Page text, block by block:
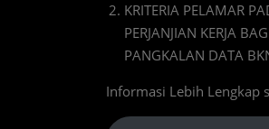
KRITERIA PELAMAR
PERJANJIAN KERJA
PANGKALAN DATA
Informasi Lebih Lengkap